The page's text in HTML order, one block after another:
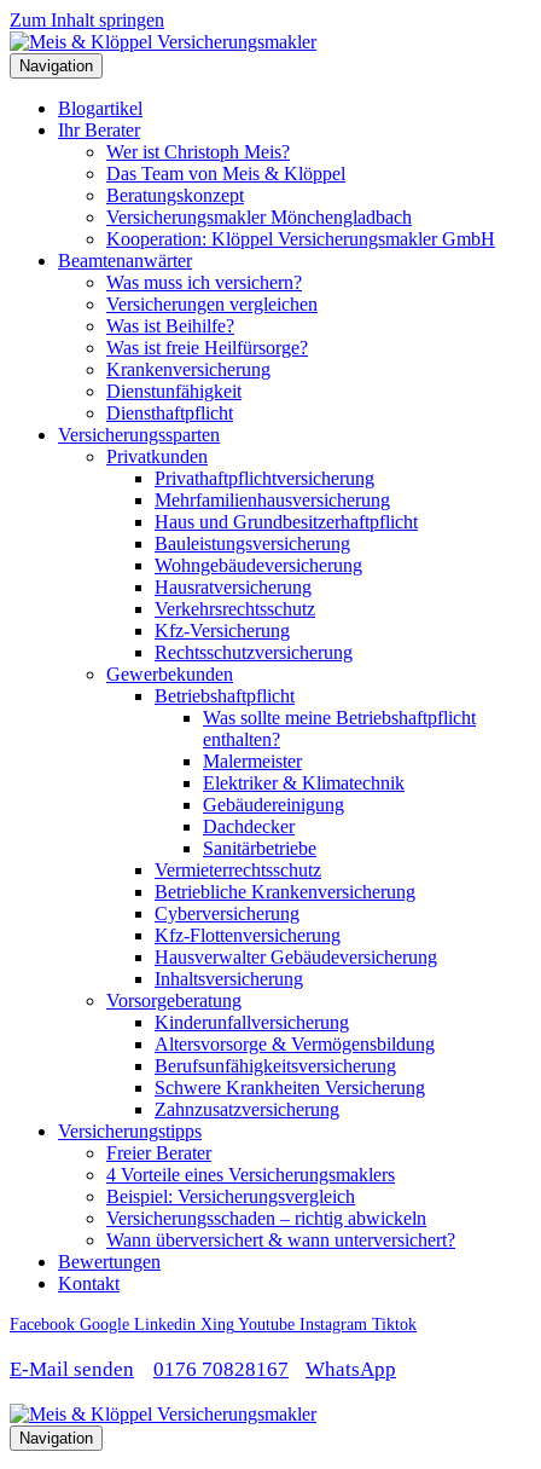
Zum Inhalt springen
Navigation
Blogartikel
Ihr Berater
Wer ist Christoph Meis?
Das Team von Meis & Klöppel
Beratungskonzept
Versicherungsmakler Mönchengladbach
Kooperation: Klöppel Versicherungsmakler GmbH
Beamtenanwärter
Was muss ich versichern?
Versicherungen vergleichen
Was ist Beihilfe?
Was ist freie Heilfürsorge?
Krankenversicherung
Dienstunfähigkeit
Diensthaftpflicht
Versicherungssparten
Privatkunden
Privathaftpflichtversicherung
Mehrfamilienhausversicherung
Haus und Grundbesitzerhaftpflicht
Bauleistungsversicherung
Wohngebäudeversicherung
Hausratversicherung
Verkehrsrechtsschutz
Kfz-Versicherung
Rechtsschutzversicherung
Gewerbekunden
Betriebshaftpflicht
Was sollte meine Betriebshaftpflicht
enthalten?
Malermeister
Elektriker & Klimatechnik
Gebäudereinigung
Dachdecker
Sanitärbetriebe
Vermieterrechtsschutz
Betriebliche Krankenversicherung
Cyberversicherung
Kfz-Flottenversicherung
Hausverwalter Gebäudeversicherung
Inhaltsversicherung
Vorsorgeberatung
Kinderunfallversicherung
Altersvorsorge & Vermögensbildung
Berufsunfähigkeitsversicherung
Schwere Krankheiten Versicherung
Zahnzusatzversicherung
Versicherungstipps
Freier Berater
4 Vorteile eines Versicherungsmaklers
Beispiel: Versicherungsvergleich
Versicherungsschaden – richtig abwickeln
Wann überversichert & wann unterversichert?
Bewertungen
Kontakt
Facebook Google Linkedin XingYoutube Instagram Tiktok
E-Mail senden 0176 70828167 WhatsApp
Navigation